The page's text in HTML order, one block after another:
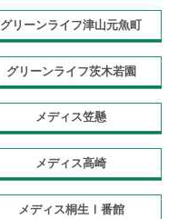
グリーンライフ津山元魚町
グリーンライフ茨木若園
メディス笠懸
メディス高崎
メディス桐生Ⅰ番館